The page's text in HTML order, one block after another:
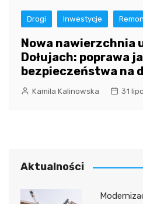
Drogi Inwestycje
Nowa nawierzchnia
Dołujach: poprawa
bezpieczeństwa na
Kamila Kalinowska 31
Aktualności